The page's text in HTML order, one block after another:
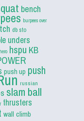
bench
burpees over
db sto
unders
hero hspu KB
push up push
russian
slam ball
thrusters
wall climb